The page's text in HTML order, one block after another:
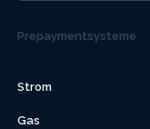
Prepaymentsysteme
Strom
Gas